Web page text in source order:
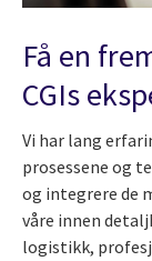
Få en
CGIs
Vi har lang
prosessene og
og integrere de
våre innen
logistikk,